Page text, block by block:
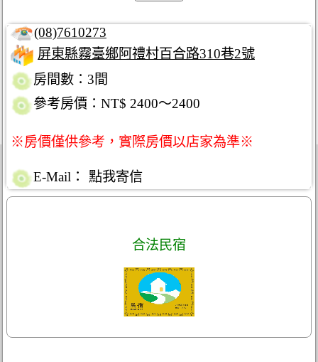
(08)7610273
屏東縣霧臺鄉阿禮村百合路310巷2號
房間數：3間
參考房價：NT$ 2400～2400
※房價僅供參考，實際房價以店家為準※
E-Mail： 點我寄信
合法民宿